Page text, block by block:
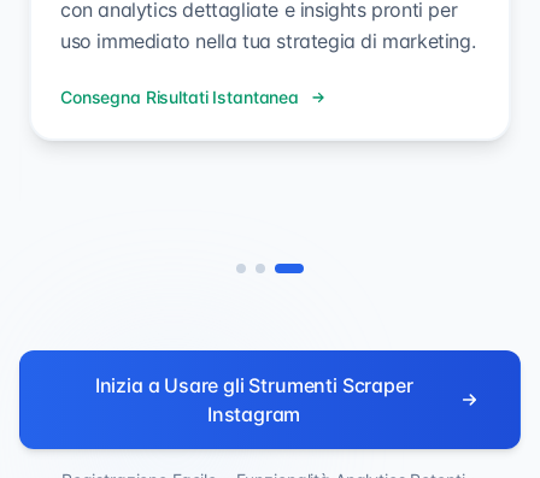
che vuoi analizzare ed esportare dati
utilizzando il nostro Strumento di Esportazione
solo l'username target per iniziare con
l'estrazione dati.
Inizia a Usare gli Strumenti Scraper
Instagram